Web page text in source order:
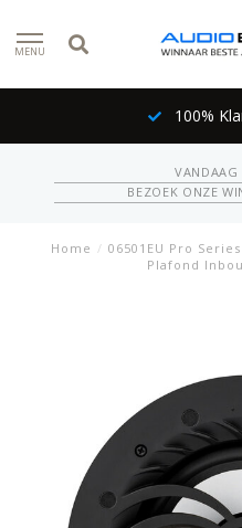
MENU
100%
VANDAAG
BEZOEK ONZE
Home / 06501EU Pro
Plafond